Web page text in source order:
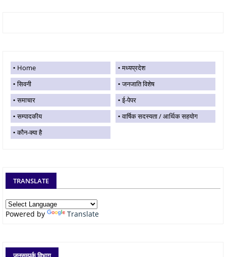
Home
मध्यप्रदेश
सिवनी
जनजाति विशेष
समाचार
ई-पेपर
सम्पादकीय
वार्षिक सदस्यता / आर्थिक सहयोग
कौन-क्या है
TRANSLATE
Powered by Translate